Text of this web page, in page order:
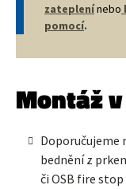
zateplenínebo
pomocí.
Montáž
Doporučujeme
bednění z
či OSB fire